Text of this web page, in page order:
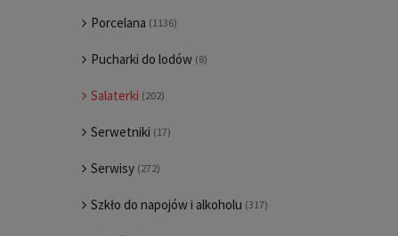
Porcelana (1136)
Pucharki do lodów (8)
Salaterki (202)
Serwetniki (17)
Serwisy (272)
Szkło do napojów i alkoholu (317)